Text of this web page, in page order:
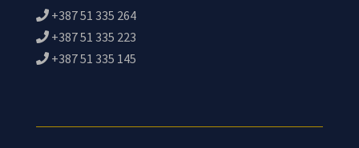
+387 51 335 264
+387 51 335 223
+387 51 335 145